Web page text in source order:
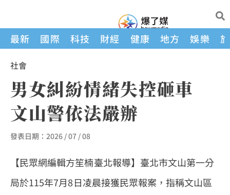
最新 國際 科技 財經 健康 地方 娛樂
社會
男女糾紛情緒失控砸車
文山警依法嚴辦
發表日期： 2026 / 07 / 08
【民眾網編輯方笙楠臺北報導】臺北市文山第一分
局於115年7月8日凌晨接獲民眾報案，指稱文山區